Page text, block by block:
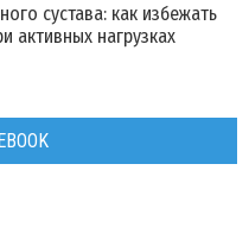
сустава: как избежать
активных нагрузках